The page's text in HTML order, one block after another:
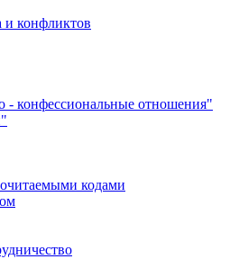
и конфликтов
- конфессиональные отношения"
кодами